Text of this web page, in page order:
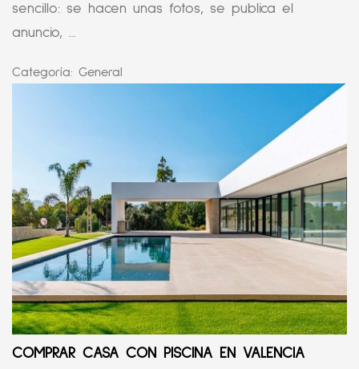
sencillo: se hacen unas fotos, se publica el
anuncio, ...
Categoría: General
COMPRAR CASA CON PISCINA EN VALENCIA